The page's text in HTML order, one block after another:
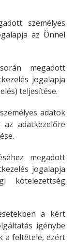
személyes
az Önnel
megadott
jogalapja
teljesítése.
adatok
az adatkezelőre
megadott
jogalapja
kötelezettség
a kért
igénybe
a feltétele, ezért